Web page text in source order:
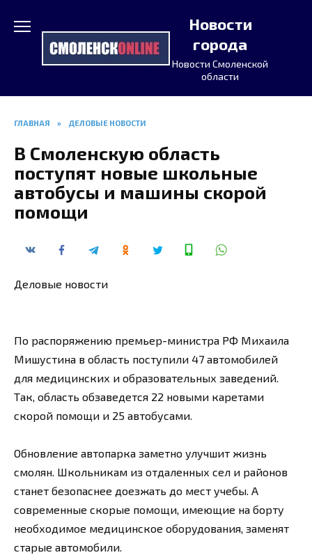
содержанию
Новости
города
Новости Смоленской
области
ГЛАВНАЯ » ДЕЛОВЫЕ НОВОСТИ
В Смоленскую область
поступят новые школьные
автобусы и машины скорой
помощи
Деловые новости
По распоряжению премьер-министра РФ Михаила
Мишустина в область поступили 47 автомобилей
для медицинских и образовательных заведений.
Так, область обзаведется 22 новыми каретами
скорой помощи и 25 автобусами.
Обновление автопарка заметно улучшит жизнь
смолян. Школьникам из отдаленных сел и районов
станет безопаснее доезжать до мест учебы. А
современные скорые помощи, имеющие на борту
необходимое медицинское оборудования, заменят
старые автомобили.